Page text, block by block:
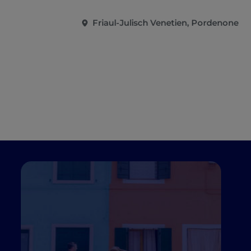
Friaul-Julisch Venetien, Pordenone